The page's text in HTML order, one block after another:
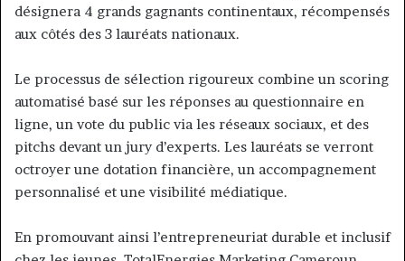
désignera 4 grands gagnants continentaux, récompensés
aux côtés des 3 lauréats nationaux.
Le processus de sélection rigoureux combine un scoring
automatisé basé sur les réponses au questionnaire en
ligne, un vote du public via les réseaux sociaux, et des
pitchs devant un jury d’experts. Les lauréats se verront
octroyer une dotation financière, un accompagnement
personnalisé et une visibilité médiatique.
En promouvant ainsi l’entrepreneuriat durable et inclusif